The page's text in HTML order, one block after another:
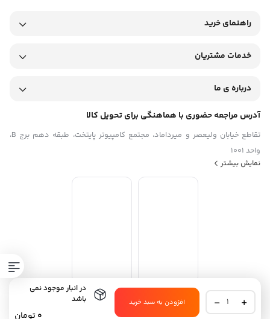
در انبار موجود نمی
باشد
0تومان
گوشی
موبایل افزودن به سبد خرید
راهنمای خرید
خدمات مشتریان
درباره ی ما
آدرس مراجعه حضوری با هماهنگی برای تحویل کالا
تقاطع خیابان ولیعصر و میرداماد، مجتمع کامپیوتر پایتخت، طبقه دهم برج B،
واحد 1001
نمایش بیشتر
استفاده از مطالب فروشگاه اینترنتی موبیلو فقط برای مقاصد غیرتجاری و با ذکر
منبع بلامانع است. طراحی و توسعه توسط تیم موبیلو